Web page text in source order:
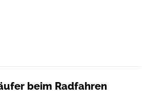
beim Radfahren